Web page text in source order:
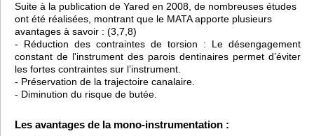
Suite à la publication de Yared en 2008, de nombreuses études
ont été réalisées, montrant que le MATA apporte plusieurs
avantages à savoir : (3,7,8)
- Réduction des contraintes de torsion : Le désengagement
constant de l'instrument des parois dentinaires permet d’éviter
les fortes contraintes sur l’instrument.
- Préservation de la trajectoire canalaire.
- Diminution du risque de butée.
Les avantages de la mono-instrumentation :